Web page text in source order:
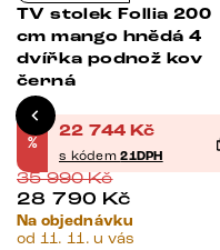
TV stolek Follia 200
cm mango hnědá 4
dvířka podnož kov
černá
%
22 744 Kč
s kódem21DPH
35 990Kč
28 790 Kč
Na objednávku
od 11. 11. u vás